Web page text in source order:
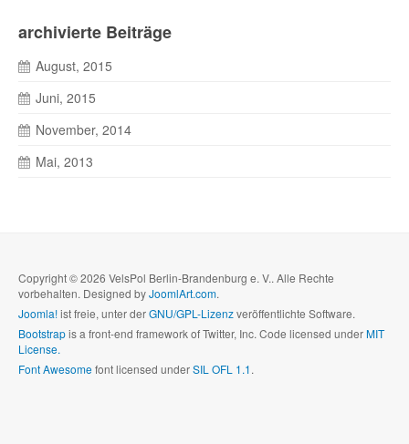
archivierte Beiträge
August, 2015
Juni, 2015
November, 2014
Mai, 2013
Copyright © 2026 VelsPol Berlin-Brandenburg e. V.. Alle Rechte
vorbehalten. Designed byJoomlArt.com.
Joomla!ist freie, unter derGNU/GPL-Lizenzveröffentlichte Software.
Bootstrapis a front-end framework of Twitter, Inc. Code licensed underMIT
License.
Font Awesomefont licensed underSIL OFL 1.1.